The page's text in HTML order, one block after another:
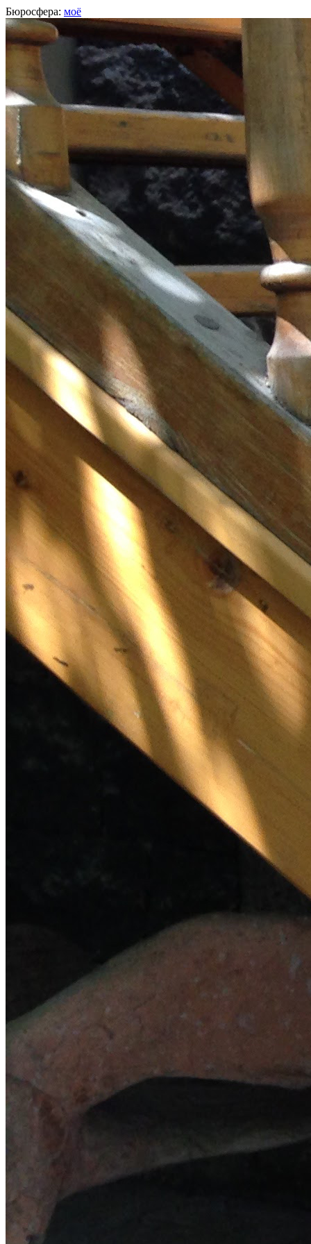
Бюросфера: моё
Маргарита Марянян
Менеджер по продукту,
BangBangEducation, Москва
Советы
Подборки
Дизайн-собака
Диплом Школы дизайнеров
Фейсбук